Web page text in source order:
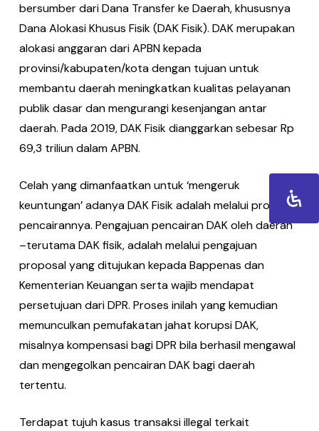
bersumber dari Dana Transfer ke Daerah, khususnya
Dana Alokasi Khusus Fisik (DAK Fisik). DAK merupakan
alokasi anggaran dari APBN kepada
provinsi/kabupaten/kota dengan tujuan untuk
membantu daerah meningkatkan kualitas pelayanan
publik dasar dan mengurangi kesenjangan antar
daerah. Pada 2019, DAK Fisik dianggarkan sebesar Rp
69,3 triliun dalam APBN.
Celah yang dimanfaatkan untuk ‘mengeruk
keuntungan’ adanya DAK Fisik adalah melalui proses
pencairannya. Pengajuan pencairan DAK oleh daerah
–terutama DAK fisik, adalah melalui pengajuan
proposal yang ditujukan kepada Bappenas dan
Kementerian Keuangan serta wajib mendapat
persetujuan dari DPR. Proses inilah yang kemudian
memunculkan pemufakatan jahat korupsi DAK,
misalnya kompensasi bagi DPR bila berhasil mengawal
dan mengegolkan pencairan DAK bagi daerah
tertentu.
Terdapat tujuh kasus transaksi illegal terkait